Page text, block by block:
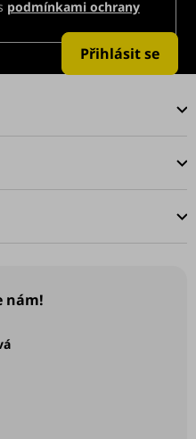
podmínkami ochrany
Přihlásit se
nám!